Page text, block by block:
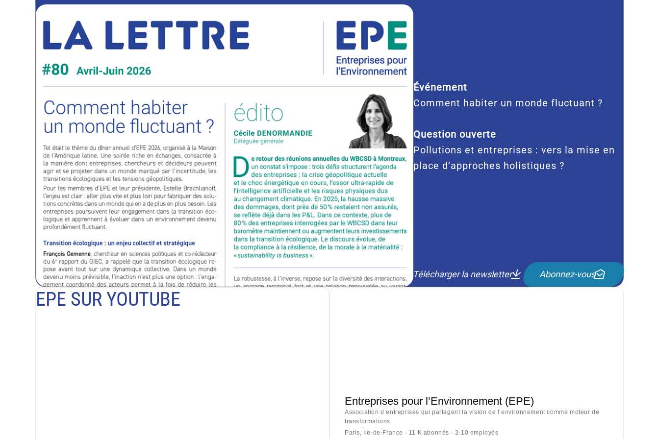
Événement
Comment habiter un monde fluctuant ?
Question ouverte
Pollutions et entreprises : vers la mise en
place d’approches holistiques ?
Télécharger la newsletter Abonnez-vous
EPE SUR YOUTUBE
Entreprises pour l’Environnement (EPE)
Association d’entreprises qui partagent la vision de l’environnement comme moteur de
transformations.
Paris, Ile-de-France · 11 K abonnés · 2-10 employés